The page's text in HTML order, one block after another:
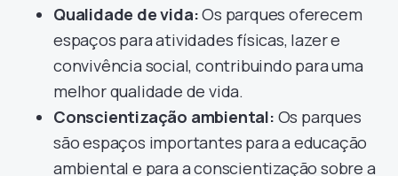
Qualidade de vida:Os parques oferecem
espaços para atividades físicas, lazer e
convivência social, contribuindo para uma
melhor qualidade de vida.
Conscientização ambiental: Os parques
são espaços importantes para a educação
ambiental e para a conscientização sobre a